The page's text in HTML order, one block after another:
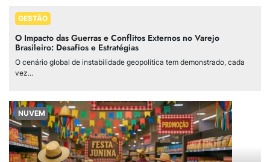
GESTÃO
O Impacto das Guerras e Conflitos Externos no Varejo
Brasileiro: Desafios e Estratégias
O cenário global de instabilidade geopolítica tem demonstrado, cada
vez...
NUVEM